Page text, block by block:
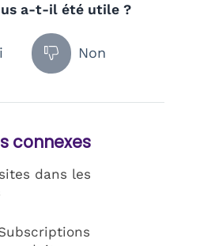
a-t-il été utile ?
Non
connexes
dans les